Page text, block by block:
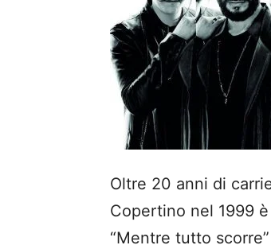
Oltre 20 anni di
Copertino nel 1999
“Mentre tutto